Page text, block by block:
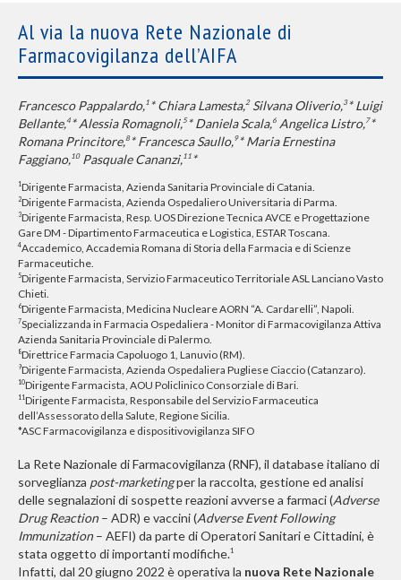
Al via la nuova Rete Nazionale di
Farmacovigilanza dell’AIFA
Francesco Pappalardo,1 * Chiara Lamesta,2Silvana Oliverio,3* Luigi
Bellante,4 * Alessia Romagnoli,5* Daniela Scala,6 Angelica Listro,7*
Romana Princitore,8* Francesca Saullo,9* Maria Ernestina
Faggiano,10Pasquale Cananzi,11 *
1 Dirigente Farmacista, Azienda Sanitaria Provinciale di Catania.
2Dirigente Farmacista, Azienda Ospedaliero Universitaria di Parma.
3Dirigente Farmacista, Resp. UOS Direzione Tecnica AVCE e Progettazione
Gare DM - Dipartimento Farmaceutica e Logistica, ESTAR Toscana.
4Accademico, Accademia Romana di Storia della Farmacia e di Scienze
Farmaceutiche.
5Dirigente Farmacista, Servizio Farmaceutico Territoriale ASL Lanciano Vasto
Chieti.
6Dirigente Farmacista, Medicina Nucleare AORN “A. Cardarelli”, Napoli.
7Specializzanda in Farmacia Ospedaliera - Monitor di Farmacovigilanza Attiva
Azienda Sanitaria Provinciale di Palermo.
8Direttrice Farmacia Capoluogo 1, Lanuvio (RM).
9Dirigente Farmacista, Azienda Ospedaliera Pugliese Ciaccio (Catanzaro).
10Dirigente Farmacista, AOU Policlinico Consorziale di Bari.
11 Dirigente Farmacista, Responsabile del Servizio Farmaceutica
dell’Assessorato della Salute, Regione Sicilia.
*ASC Farmacovigilanza e dispositivovigilanza SIFO
La Rete Nazionale di Farmacovigilanza (RNF), il database italiano di
sorveglianza post-marketingper la raccolta, gestione ed analisi
delle segnalazioni di sospette reazioni avverse a farmaci (Adverse
Drug Reaction– ADR) e vaccini (Adverse Event Following
Immunization– AEFI) da parte di Operatori Sanitari e Cittadini, è
stata oggetto di importanti modifiche.1
Infatti, dal 20 giugno 2022 è operativa la nuova Rete Nazionale